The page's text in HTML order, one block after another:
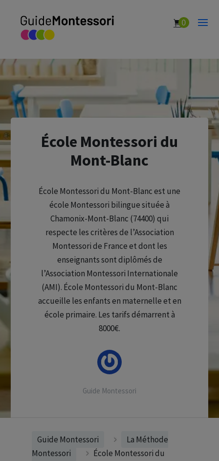
0
École Montessori du
Mont-Blanc
École Montessori du Mont-Blanc est une
école Montessori bilingue située à
Chamonix-Mont-Blanc (74400) qui
respecte les critères de l’Association
Montessori de France et dont les
enseignants sont diplômés de
l’Association Montessori Internationale
(AMI). École Montessori du Mont-Blanc
accueille les enfants en maternelle et en
école primaire. Les tarifs démarrent à
8000€.
Guide Montessori
Guide Montessori
La Méthode
Montessori
École Montessori du